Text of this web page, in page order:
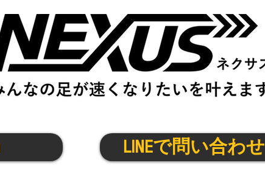
LINEで問い合わせ